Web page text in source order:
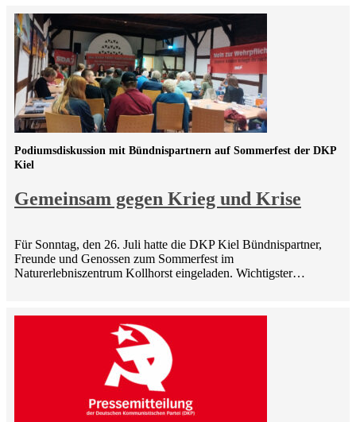
Gemeinsam gegen Krieg und Krise
Podiumsdiskussion mit Bündnispartnern auf Sommerfest der DKP
Kiel
Für Sonntag, den 26. Juli hatte die DKP Kiel Bündnispartner,
Freunde und Genossen zum Sommerfest im
Naturerlebniszentrum Kollhorst eingeladen. Wichtigster…